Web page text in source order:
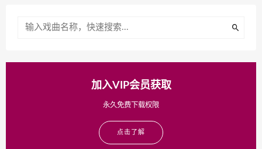
加入VIP会员获取
永久免费下载权限
点击了解